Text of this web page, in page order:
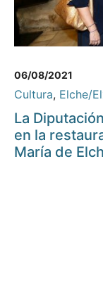
06/08/2021
Cultura, Elche/
La
en la
María de